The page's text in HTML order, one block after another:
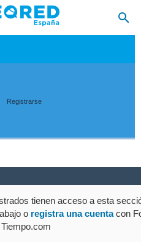
Registrarse
tienen acceso a esta
o registra una cuentacon
Tiempo.com